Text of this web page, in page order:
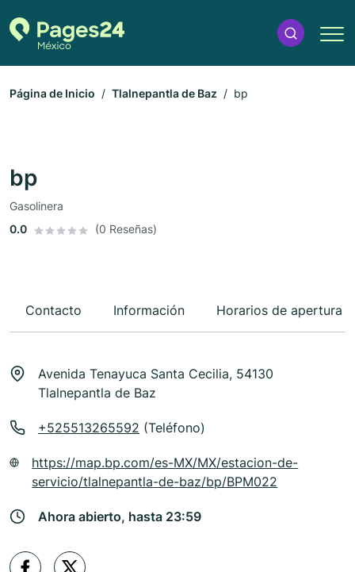
Página de Inicio Tlalnepantla de Baz bp
bp
Gasolinera
0.0
(0 Reseñas)
Contacto Información Horarios de apertura
Avenida Tenayuca Santa Cecilia, 54130
Tlalnepantla de Baz
+525513265592 (Teléfono)
https://map.bp.com/es-MX/MX/estacion-de-
servicio/tlalnepantla-de-baz/bp/BPM022
Ahora abierto, hasta 23:59